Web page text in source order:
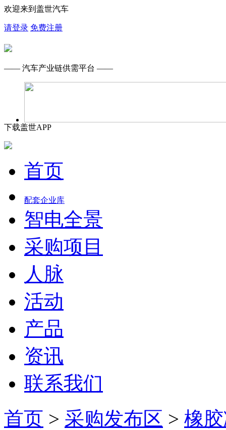
欢迎来到盖世汽车
请登录 免费注册
—— 汽车产业链供需平台 ——
下载盖世APP
首页
配套企业库
智电全景
采购项目
人脉
活动
产品
资讯
联系我们
首页 > 采购发布区 > 橡